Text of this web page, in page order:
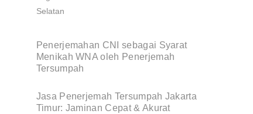
Penerjemahan CNI sebagai Syarat
Menikah WNA oleh Penerjemah
Tersumpah
Jasa Penerjemah Tersumpah Jakarta
Timur: Jaminan Cepat & Akurat